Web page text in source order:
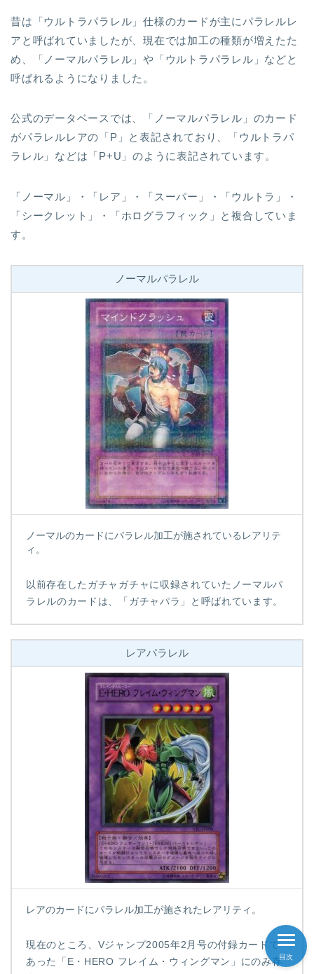
昔は「ウルトラパラレル」仕様のカードが主にパラレルレ
アと呼ばれていましたが、現在では加工の種類が増えたた
め、「ノーマルパラレル」や「ウルトラパラレル」などと
呼ばれるようになりました。
公式のデータベースでは、「ノーマルパラレル」のカード
がパラレルレアの「P」と表記されており、「ウルトラパ
ラレル」などは「P+U」のように表記されています。
「ノーマル」・「レア」・「スーパー」・「ウルトラ」・
「シークレット」・「ホログラフィック」と複合していま
す。
ノーマルパラレル
ノーマルのカードにパラレル加工が施されているレアリテ
ィ。
以前存在したガチャガチャに収録されていたノーマルパ
ラレルのカードは、「ガチャパラ」と呼ばれています。
レアパラレル
レアのカードにパラレル加工が施されたレアリティ。
現在のところ、Vジャンプ2005年2月号の付録カードで
あった「E・HERO フレイム・ウィングマン」にのみ存目次